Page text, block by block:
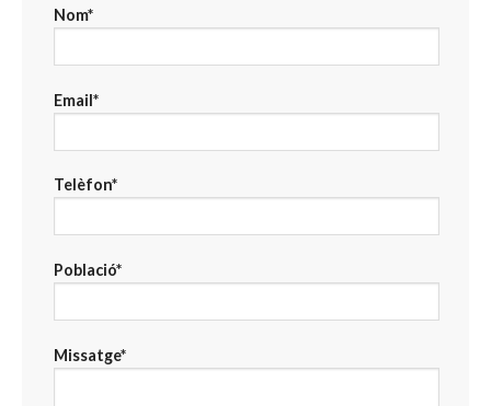
Nom*
Email*
Telèfon*
Població*
Missatge*